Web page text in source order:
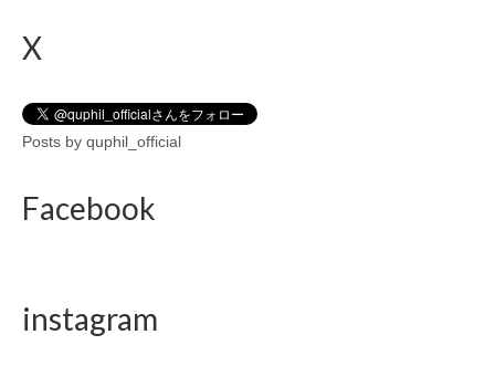
X
Posts by quphil_official
Facebook
instagram